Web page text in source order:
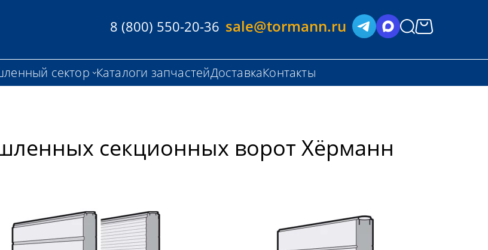
8 (800) 550-20-36 sale@tormann.ru
сектор Каталоги запчастейДоставкаКонтакты
секционных ворот Хёрманн